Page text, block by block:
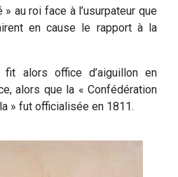
au roi face à l’usurpateur que
en cause le rapport à la
fit alors office d’aiguillon en
alors que la « Confédération
» fut officialisée en 1811.